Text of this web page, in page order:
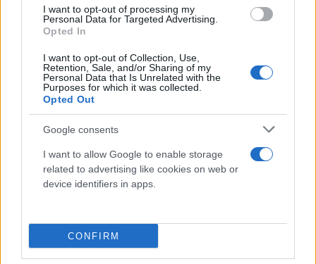
I want to opt-out of processing my
Personal Data for Targeted Advertising.
Opted In
I want to opt-out of Collection, Use,
Retention, Sale, and/or Sharing of my
Personal Data that Is Unrelated with the
Purposes for which it was collected.
Opted Out
Google consents
I want to allow Google to enable storage
related to advertising like cookies on web or
device identifiers in apps.
CONFIRM
το Χριστουγεννιάτικο και το Πρωτοχρονιάτικο
τραπέζι, με άμεση παράδοση στο επιθυμητό
κωδικό XMAS23 για τις online αγορές άνω των 150€
την περίοδο 15-23/12, προσφέρονται 300 πόντοι
στην κάρτα AB plus, ενώ με τη χρήση του κωδικού
GIFT23 και για αγορές άνω των 80€ από τις 26 έως